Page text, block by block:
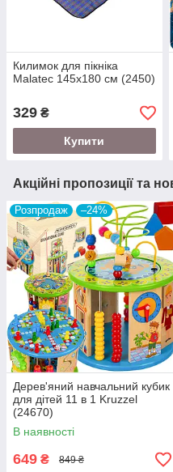
Килимок для пікніка
Malatec 145х180 см (2450)
329 ₴
Купити
Акційні пропозиції та
Розпродаж –24%
Дерев'яний навчальний кубик
для дітей 11 в 1 Kruzzel
(24670)
В наявності
649 ₴ 849 ₴